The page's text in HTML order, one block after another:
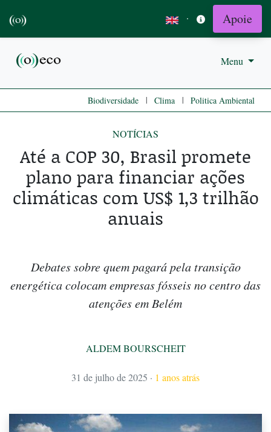
· Apoie
Menu
Biodiversidade | Clima | Politica Ambiental
NOTÍCIAS
Até a COP 30, Brasil promete
plano para financiar ações
climáticas com US$ 1,3 trilhão
anuais
Debates sobre quem pagará pela transição
energética colocam empresas fósseis no centro das
atenções em Belém
ALDEM BOURSCHEIT
31 de julho de 2025 · 1 anos atrás